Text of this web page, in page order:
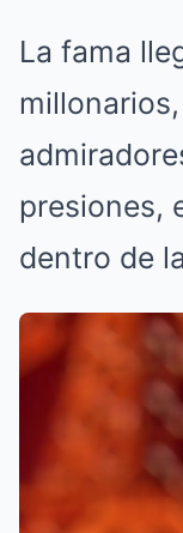
La fama
presiones,
dentro de